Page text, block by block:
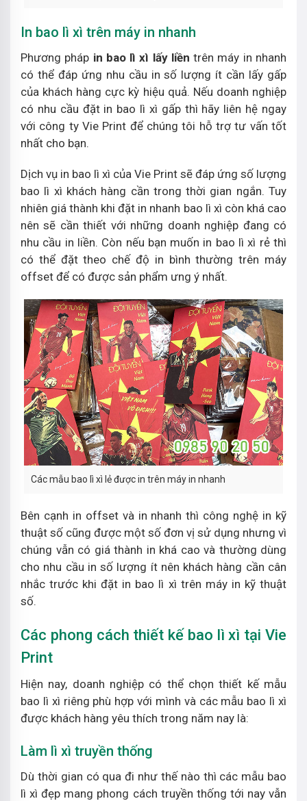
In bao lì xì trên máy in nhanh
Phương pháp in bao lì xì lấy liền trên máy in nhanh
có thể đáp ứng nhu cầu in số lượng ít cần lấy gấp
của khách hàng cực kỳ hiệu quả. Nếu doanh nghiệp
có nhu cầu đặt in bao lì xì gấp thì hãy liên hệ ngay
với công ty Vie Print để chúng tôi hỗ trợ tư vấn tốt
nhất cho bạn.
Dịch vụ in bao lì xì của Vie Print sẽ đáp ứng số lượng
bao lì xì khách hàng cần trong thời gian ngắn. Tuy
nhiên giá thành khi đặt in nhanh bao lì xì còn khá cao
nên sẽ cần thiết với những doanh nghiệp đang có
nhu cầu in liền. Còn nếu bạn muốn in bao lì xì rẻ thì
có thể đặt theo chế độ in bình thường trên máy
offset để có được sản phẩm ưng ý nhất.
Các mẫu bao lì xì lẻ được in trên máy in nhanh
Bên cạnh in offset và in nhanh thì công nghệ in kỹ
thuật số cũng được một số đơn vị sử dụng nhưng vì
chúng vẫn có giá thành in khá cao và thường dùng
cho nhu cầu in số lượng ít nên khách hàng cần cân
nhắc trước khi đặt in bao lì xì trên máy in kỹ thuật
số.
Các phong cách thiết kế bao lì xì tại Vie
Print
Hiện nay, doanh nghiệp có thể chọn thiết kế mẫu
bao lì xì riêng phù hợp với mình và các mẫu bao lì xì
được khách hàng yêu thích trong năm nay là:
Làm lì xì truyền thống
Dù thời gian có qua đi như thế nào thì các mẫu bao
lì xì đẹp mang phong cách truyền thống tới nay vẫn